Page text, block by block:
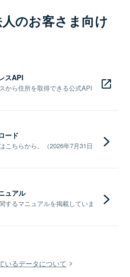
のお客さま向け
スAPI
から住所を取得できる公式API
ード
こちらから。（2026年7月31日
ュアル
するマニュアルを掲載していま
いるデータについて